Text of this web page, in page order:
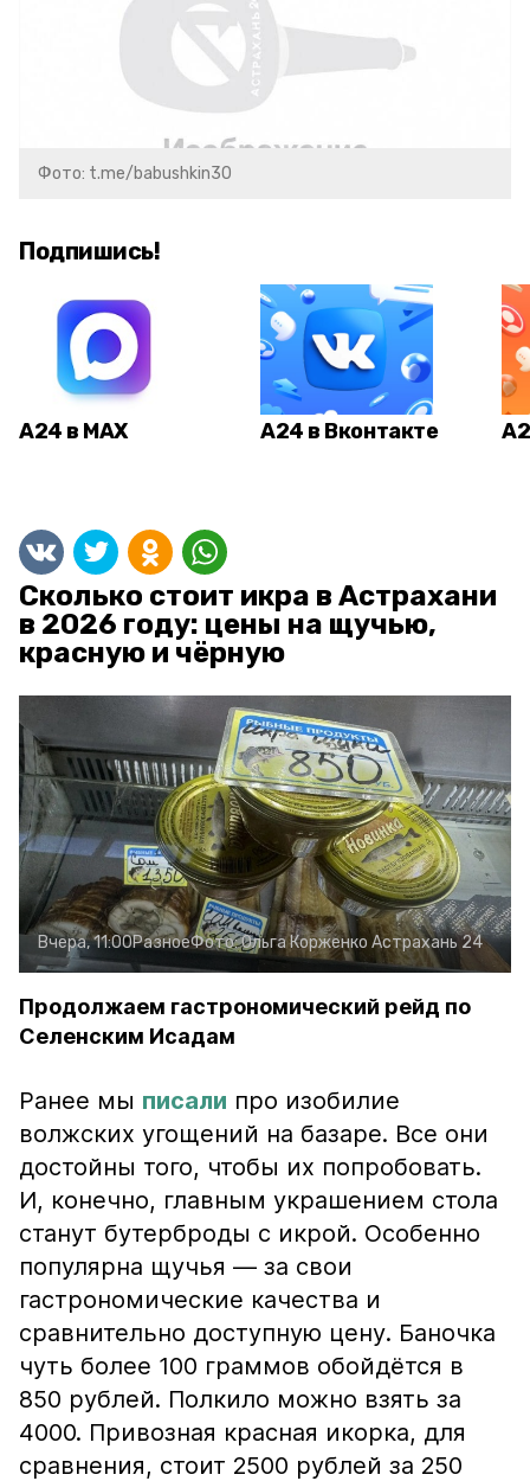
Фото: t.me/babushkin30
Подпишись!
А24 в MAX А24 в Вконтакте
Сколько стоит икра в Астрахани
в 2026 году: цены на щучью,
красную и чёрную
Вчера, 11:00РазноеФото:Ольга Корженко Астрахань 24
Продолжаем гастрономический рейд по
Селенским Исадам
Ранее мы писали про изобилие
волжских угощений на базаре. Все они
достойны того, чтобы их попробовать.
И, конечно, главным украшением стола
станут бутерброды с икрой. Особенно
популярна щучья — за свои
гастрономические качества и
сравнительно доступную цену. Баночка
чуть более 100 граммов обойдётся в
850 рублей. Полкило можно взять за
4000. Привозная красная икорка, для
сравнения, стоит 2500 рублей за 250